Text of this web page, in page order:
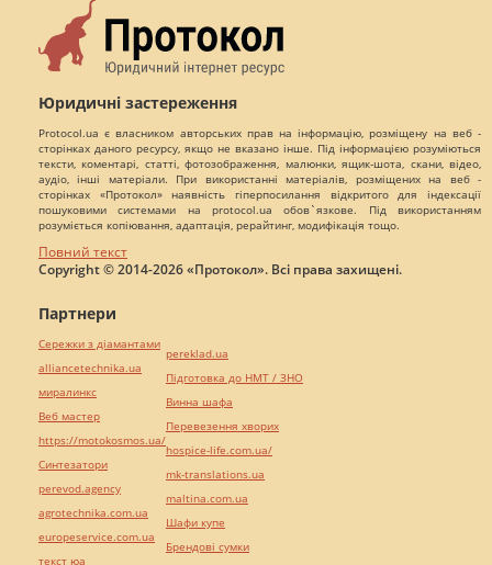
Юридичні застереження
Protocol.ua є власником авторських прав на інформацію, розміщену на веб -
сторінках даного ресурсу, якщо не вказано інше. Під інформацією розуміються
тексти, коментарі, статті, фотозображення, малюнки, ящик-шота, скани, відео,
аудіо, інші матеріали. При використанні матеріалів, розміщених на веб -
сторінках «Протокол» наявність гіперпосилання відкритого для індексації
пошуковими системами на protocol.ua обов`язкове. Під використанням
розуміється копіювання, адаптація, рерайтинг, модифікація тощо.
Повний текст
Copyright © 2014-2026 «Протокол». Всі права захищені.
Партнери
Сережки з діамантами
alliancetechnika.ua
миралинкс
Веб мастер
https://motokosmos.ua/
Синтезатори
perevod.agency
agrotechnika.com.ua
europeservice.com.ua
текст юа
pereklad.ua
Підготовка до НМТ / ЗНО
Винна шафа
Перевезення хворих
hospice-life.com.ua/
mk-translations.ua
maltina.com.ua
Шафи купе
Брендові сумки